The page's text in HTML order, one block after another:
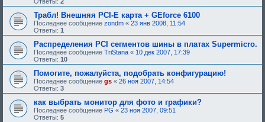
щ
е
е
о
д
о
б
р
е
н
и
я
:
б
щ
е
н
и
е
,
т
р
б
у
е
е
Трабл! Внешняя PCI-E карта + GEforce 6100
Последнее сообщение zondm « 23 янв 2008, 11:54
Ответы: 1
Распределения PCI сегментов шины в платах Supermicro.
Последнее сообщение TriStana « 10 дек 2007, 17:39
Ответы: 10
Помогите, пожалуйста, подобрать конфигурацию!
Последнее сообщение gs « 26 ноя 2007, 14:54
Ответы: 3
как выбрать монитор для фото и графики?
Последнее сообщение PG « 23 ноя 2007, 09:51
Ответы: 5